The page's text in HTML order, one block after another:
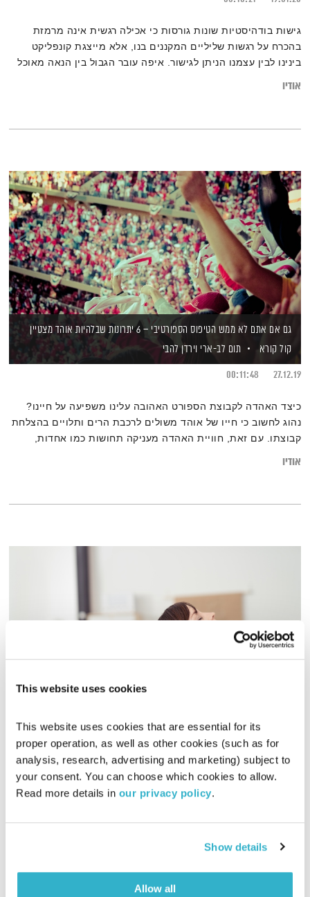
This website uses cookies
This website uses cookies that are essential for its
proper operation, as well as other cookies (such as for
analysis, research, advertising and marketing) subject to
your consent. You can choose which cookies to allow.
Read more details in our privacy policy.
Show details
Allow all
גישות בודהיסטיות שונות גורסות כי אכילה רגשית אינה מרמזת
בהכרח על רגשות שליליים המקננים בנו, אלא מייצגת קונפליקט
בינינו לבין עצמנו הניתן לגישור. איפה עובר הגבול בין הנאה מאוכל
אודיו
גם אם אתם לא ממש הטיפוס הספורטיבי – 6 יתרונות שבלהיות אוהד מצטיין
קול קורא
תום לב-ארי וירדן להבי
27.12.19
00:11:48
כיצד האהדה לקבוצת הספורט האהובה עלינו משפיעה על חיינו?
נהוג לחשוב כי חייו של אוהד משולים לרכבת הרים ותלויים בהצלחת
קבוצתו. עם זאת, חוויית האהדה מעניקה תחושות כמו אחדות,
אודיו
גם אם אין לכם זמן – 7 תנוחות יוגה שאפשר לתרגל במשרד מבלי שאף אחד
קול קורא
תום לב-אריוירדן להבי
03.12.19
00:09:45
רבים מאיתנו מבלים שעות ארוכות במשרד מדי יום, אך אין זה אומר
שלא נוכל לתרגל יוגה על אותו הכיסא בו אנו יושבים. אנו שמחים
מותאמת ומבלי למשוך תשומת לב. אז איך יכולים החתול, הפרה